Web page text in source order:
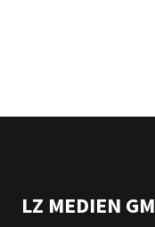
LZ MEDIEN